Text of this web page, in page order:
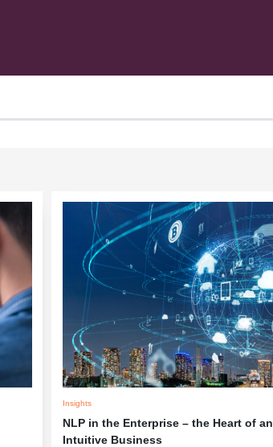
Insights
NLP in the Enterprise – the Heart of an
Intuitive Business